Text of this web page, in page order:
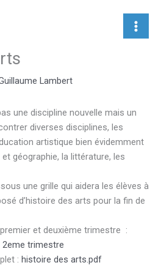
Lambert
une discipline nouvelle mais un
diverses disciplines, les
artistique bien évidemment
géographie, la littérature, les
une grille qui aidera les élèves à
d’histoire des arts pour la fin de
et deuxième trimestre :
trimestre
: histoire des arts.pdf